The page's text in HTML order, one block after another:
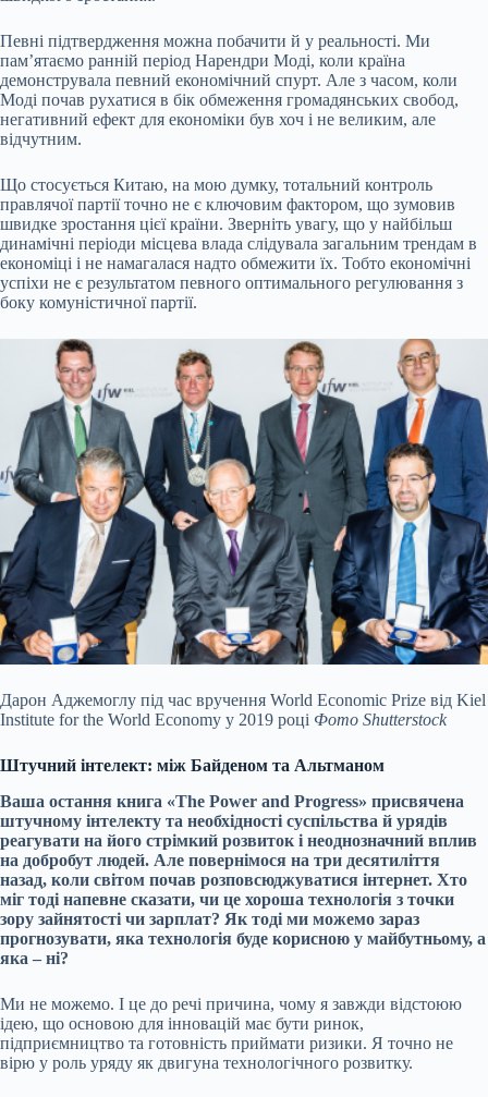
Певні підтвердження можна побачити й у реальності. Ми
памʼятаємо ранній період Нарендри Моді, коли країна
демонструвала певний економічний спурт. Але з часом, коли
Моді почав рухатися в бік обмеження громадянських свобод,
негативний ефект для економіки був хоч і не великим, але
відчутним.
Що стосується Китаю, на мою думку, тотальний контроль
правлячої партії точно не є ключовим фактором, що зумовив
швидке зростання цієї країни. Зверніть увагу, що у найбільш
динамічні періоди місцева влада слідувала загальним трендам в
економіці і не намагалася надто обмежити їх. Тобто економічні
успіхи не є результатом певного оптимального регулювання з
боку комуністичної партії.
Дарон Аджемоглу під час вручення World Economic Prize від Kiel
Institute for the World Economy у 2019 році Фото Shutterstock
Штучний інтелект: між Байденом та Альтманом
Ваша остання книга «The Power and Progress» присвячена
штучному інтелекту та необхідності суспільства й урядів
реагувати на його стрімкий розвиток і неоднозначний вплив
на добробут людей. Але повернімося на три десятиліття
назад, коли світом почав розповсюджуватися інтернет. Хто
міг тоді напевне сказати, чи це хороша технологія з точки
зору зайнятості чи зарплат? Як тоді ми можемо зараз
прогнозувати, яка технологія буде корисною у майбутньому, а
яка – ні?
Ми не можемо. І це до речі причина, чому я завжди відстоюю
ідею, що основою для інновацій має бути ринок,
підприємництво та готовність приймати ризики. Я точно не
вірю у роль уряду як двигуна технологічного розвитку.